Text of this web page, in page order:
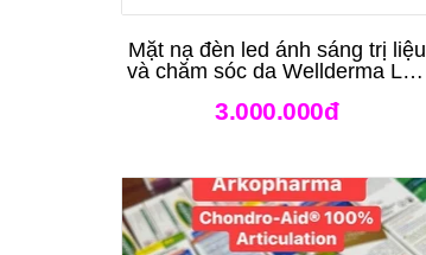
Mặt nạ đèn led ánh sáng trị liệu
và chăm sóc da Wellderma Led
Mask
3.000.000đ